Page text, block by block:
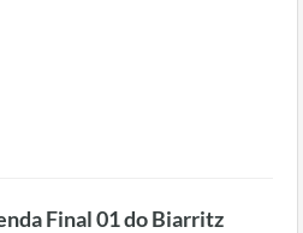
Final 01 do Biarritz